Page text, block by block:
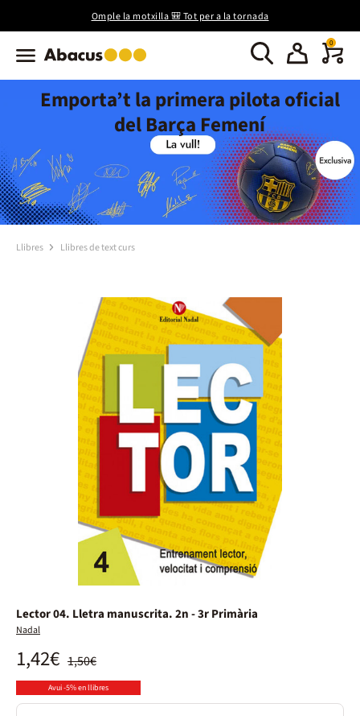
Omple la motxilla 🎒 Tot per a la tornada
0
Emporta’t la primera pilota oficial
del Barça Femení
Llibres Llibres de text curs
Lector 04. Lletra manuscrita. 2n - 3r Primària
Nadal
1,50€
1,42€
Avui -5% en llibres